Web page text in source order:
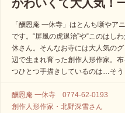
かわいくて大人気！
「酬恩庵 一休寺」はとんち噺やア
です。“屏風の虎退治”や“このはし
休さん。そんなお寺には大人気の
辺で生まれ育った創作人形作家。
つひとつ手描きしているのは…そう
酬恩庵 一休寺 0774-62-0193
創作人形作家・北野深雪さん